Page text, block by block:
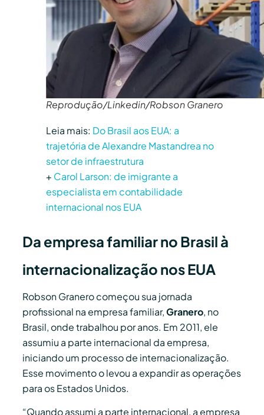
Reprodução/Linkedin/Robson Granero
Leia mais: Do Brasil aos EUA: a
trajetória de Alexandre Mastandrea no
setor de infraestrutura
+ Carol Larson: de imigrante a
especialista em contabilidade
internacional nos EUA
Da empresa familiar no Brasil à
internacionalização nos EUA
Robson Granero começou sua jornada
profissional na empresa familiar,Granero, no
Brasil, onde trabalhou por anos. Em 2011, ele
assumiu a parte internacional da empresa,
iniciando um processo de internacionalização.
Esse movimento o levou a expandir as operações
para os Estados Unidos.
“Quando assumi a parte internacional, a empresa